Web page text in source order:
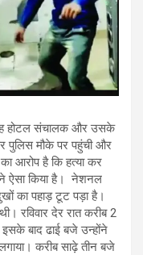
होटल संचालक और उसके
पुलिस मौके पर पहुंची और
का आरोप है कि हत्या कर
ने ऐसा किया है। नेशनल
का पहाड़ टूट पड़ा है।
रविवार देर रात करीब 2
बाद ढाई बजे उन्होंने
करीब साढ़े तीन बजे